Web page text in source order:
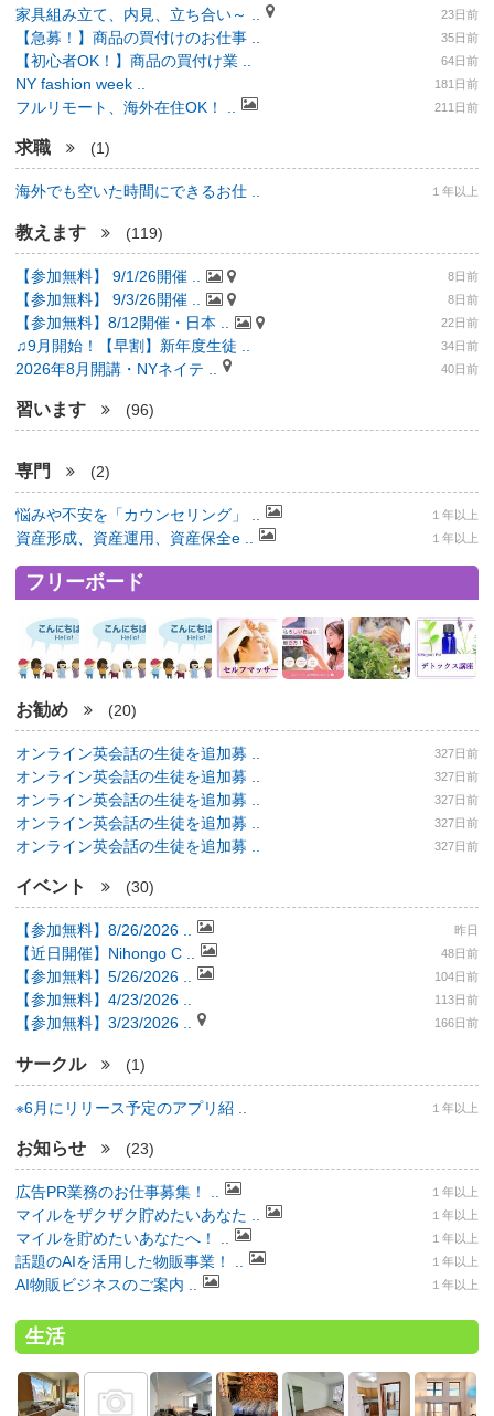
家具組み立て、内見、立ち合い～ .. 23日前
【急募！】商品の買付けのお仕事 .. 35日前
【初心者OK！】商品の買付け業 .. 64日前
NY fashion week .. 181日前
フルリモート、海外在住OK！ .. 211日前
求職 (1)
海外でも空いた時間にできるお仕 .. １年以上
教えます (119)
【参加無料】 9/1/26開催 .. 8日前
【参加無料】 9/3/26開催 .. 8日前
【参加無料】8/12開催・日本 .. 22日前
♫9月開始！【早割】新年度生徒 .. 34日前
2026年8月開講・NYネイテ .. 40日前
習います (96)
専門 (2)
悩みや不安を「カウンセリング」 .. １年以上
資産形成、資産運用、資産保全e .. １年以上
フリーボード
お勧め (20)
オンライン英会話の生徒を追加募 .. 327日前
オンライン英会話の生徒を追加募 .. 327日前
オンライン英会話の生徒を追加募 .. 327日前
オンライン英会話の生徒を追加募 .. 327日前
オンライン英会話の生徒を追加募 .. 327日前
イベント (30)
【参加無料】8/26/2026 .. 昨日
【近日開催】Nihongo C .. 48日前
【参加無料】5/26/2026 .. 104日前
【参加無料】4/23/2026 .. 113日前
【参加無料】3/23/2026 .. 166日前
サークル (1)
※6月にリリース予定のアプリ紹 .. １年以上
お知らせ (23)
広告PR業務のお仕事募集！ .. １年以上
マイルをザクザク貯めたいあなた .. １年以上
マイルを貯めたいあなたへ！ .. １年以上
話題のAIを活用した物販事業！ .. １年以上
AI物販ビジネスのご案内 .. １年以上
生活